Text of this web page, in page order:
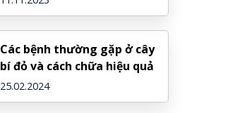
Các bệnh thường gặp ở cây
bí đỏ và cách chữa hiệu quả
25.02.2024